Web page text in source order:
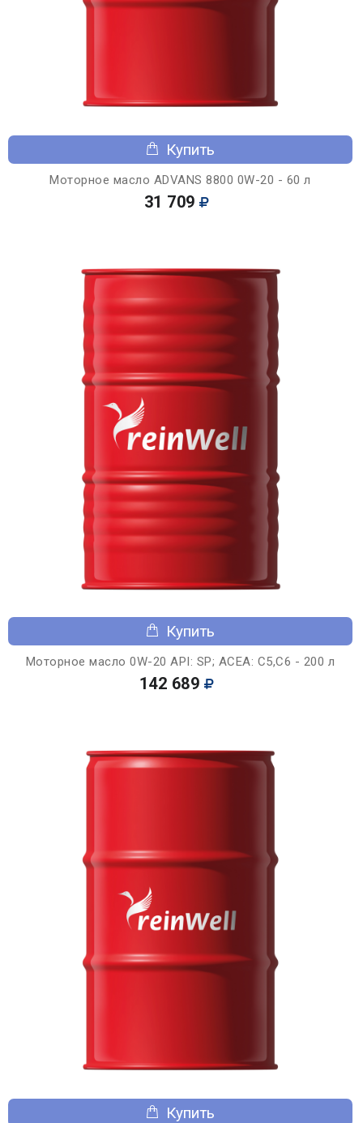
Купить
Моторное масло ADVANS 8800 0W-20 - 60 л
31 709
Купить
Моторное масло 0W-20 API: SP; ACEA: C5,C6 - 200 л
142 689
Купить